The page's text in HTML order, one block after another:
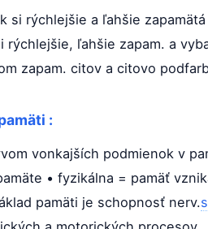
si rýchlejšie a ľahšie
rýchlejšie, ľahšie zapam. a
zapam. citov a citovo
:
vonkajších podmienok v
• fyzikálna = pamäť
pamäti je schopnosť nerv.